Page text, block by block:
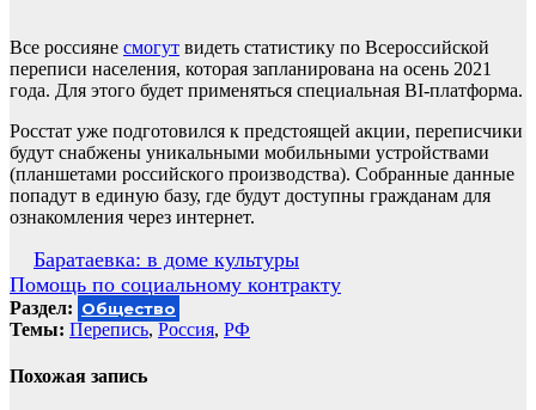
Все россияне смогут видеть статистику по Всероссийской
переписи населения, которая запланирована на осень 2021
года. Для этого будет применяться специальная BI-платформа.
Росстат уже подготовился к предстоящей акции, переписчики
будут снабжены уникальными мобильными устройствами
(планшетами российского производства). Собранные данные
попадут в единую базу, где будут доступны гражданам для
ознакомления через интернет.
Навигация
по
записям
Баратаевка: в доме культуры
Помощь по социальному контракту
Раздел: Общество
Темы: Перепись, Россия, РФ
Похожая запись